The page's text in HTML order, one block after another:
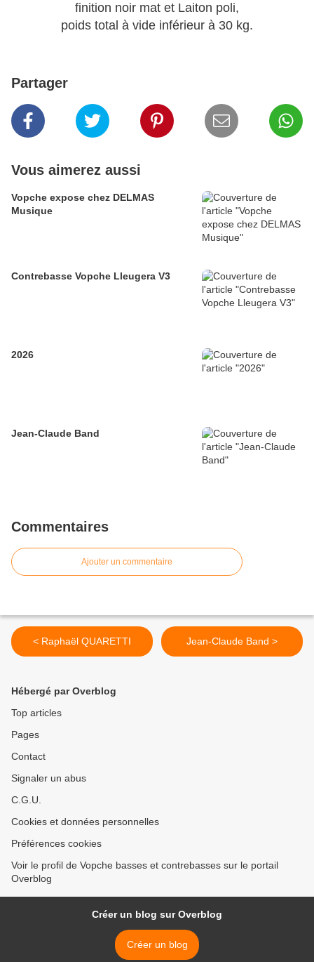
finition noir mat et Laiton poli,
poids total à vide inférieur à 30 kg.
Partager
Vous aimerez aussi
Vopche expose chez DELMAS
Musique
Contrebasse Vopche Lleugera V3
2026
Jean-Claude Band
Commentaires
Ajouter un commentaire
< Raphaël QUARETTI Jean-Claude Band >
Hébergé par Overblog
Top articles
Pages
Contact
Signaler un abus
C.G.U.
Cookies et données personnelles
Préférences cookies
Voir le profil de Vopche basses et contrebasses sur le portail
Overblog
Créer un blog sur Overblog
Créer un blog